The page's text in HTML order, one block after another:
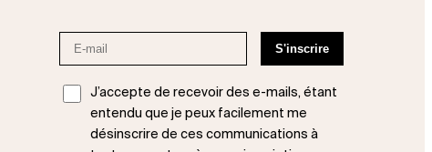
J’accepte de recevoir des e-mails, étant
entendu que je peux facilement me
désinscrire de ces communications à